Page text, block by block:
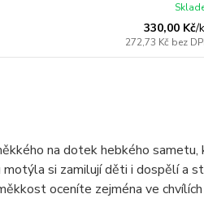
330,00 Kč/
272,73 Kč bez
na dotek hebkého
si zamilují děti i dospělí a
oceníte zejména ve